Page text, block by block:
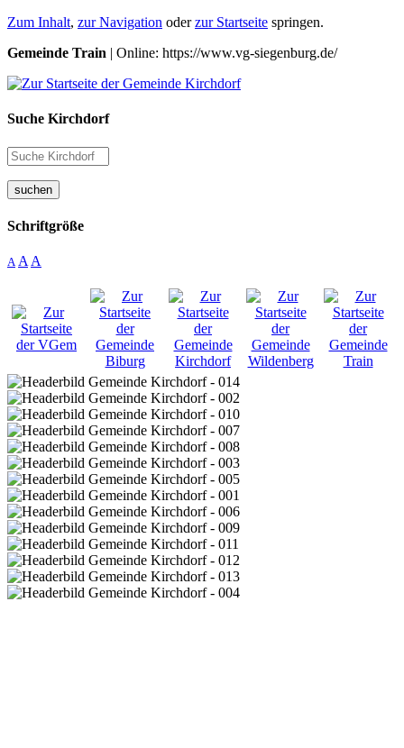
Zum Inhalt, zur Navigation oderzur Startseite springen.
Gemeinde Train | Online: https://www.vg-siegenburg.de/
Suche Kirchdorf
suchen
Schriftgröße
A A A